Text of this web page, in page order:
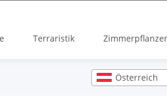
Terraristik
Österreich